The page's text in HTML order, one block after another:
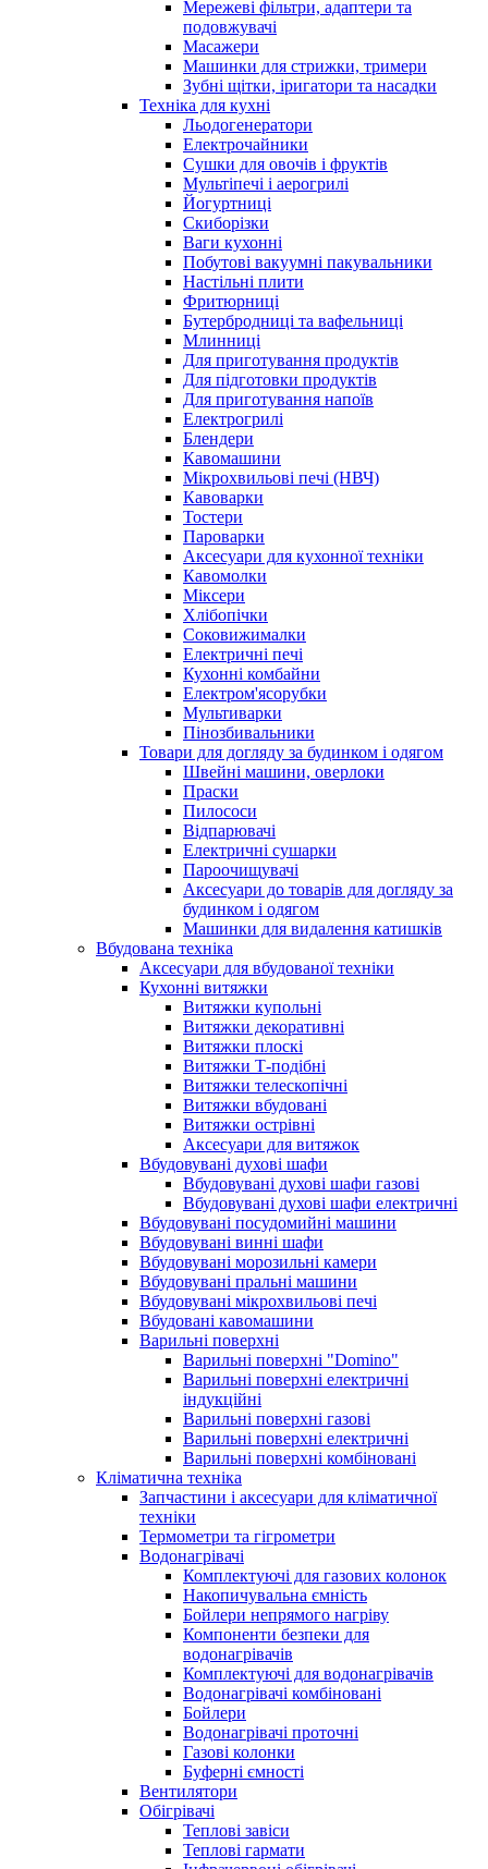
Мережеві фільтри, адаптери та
подовжувачі
Масажери
Машинки для стрижки, тримери
Зубні щітки, іригатори та насадки
Техніка для кухні
Льодогенератори
Електрочайники
Сушки для овочів і фруктів
Мультіпечі і аерогрилі
Йогуртниці
Скиборізки
Ваги кухонні
Побутові вакуумні пакувальники
Настільні плити
Фритюрниці
Бутербродниці та вафельниці
Млинниці
Для приготування продуктів
Для підготовки продуктів
Для приготування напоїв
Електрогрилі
Блендери
Кавомашини
Мікрохвильові печі (НВЧ)
Кавоварки
Тостери
Пароварки
Аксесуари для кухонної техніки
Кавомолки
Міксери
Хлібопічки
Соковижималки
Електричні печі
Кухонні комбайни
Електром'ясорубки
Мультиварки
Пінозбивальники
Товари для догляду за будинком і одягом
Швейні машини, оверлоки
Праски
Пилососи
Відпарювачі
Електричні сушарки
Пароочищувачі
Аксесуари до товарів для догляду за
будинком і одягом
Машинки для видалення катишків
Вбудована техніка
Аксесуари для вбудованої техніки
Кухонні витяжки
Витяжки купольні
Витяжки декоративні
Витяжки плоскі
Витяжки Т-подібні
Витяжки телескопічні
Витяжки вбудовані
Витяжки острівні
Аксесуари для витяжок
Вбудовувані духові шафи
Вбудовувані духові шафи газові
Вбудовувані духові шафи електричні
Вбудовувані посудомийні машини
Вбудовувані винні шафи
Вбудовувані морозильні камери
Вбудовувані пральні машини
Вбудовувані мікрохвильові печі
Вбудовані кавомашини
Варильні поверхні
Варильні поверхні "Domino"
Варильні поверхні електричні
індукційні
Варильні поверхні газові
Варильні поверхні електричні
Варильні поверхні комбіновані
Кліматична техніка
Запчастини і аксесуари для кліматичної
техніки
Термометри та гігрометри
Водонагрівачі
Комплектуючі для газових колонок
Накопичувальна ємність
Бойлери непрямого нагріву
Компоненти безпеки для
водонагрівачів
Комплектуючі для водонагрівачів
Водонагрівачі комбіновані
Бойлери
Водонагрівачі проточні
Газові колонки
Буферні ємності
Вентилятори
Обігрівачі
Теплові завіси
Теплові гармати